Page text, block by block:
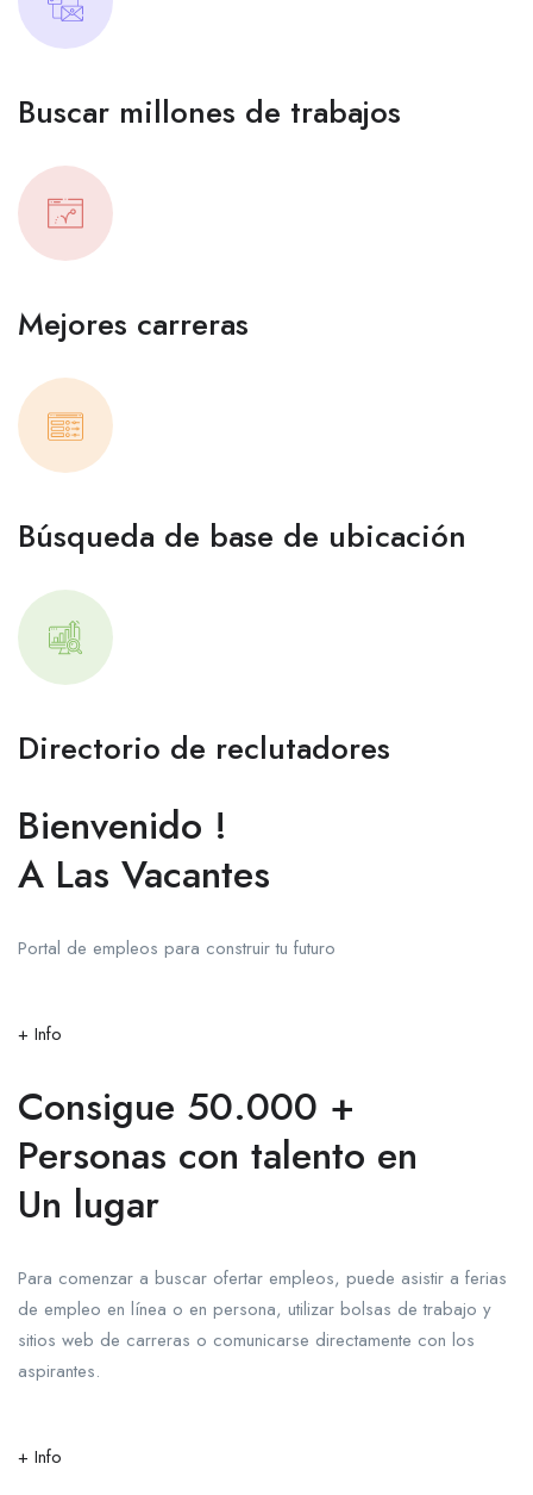
Buscar millones de trabajos
Mejores carreras
Búsqueda de base de ubicación
Directorio de reclutadores
Bienvenido !
A Las Vacantes
Portal de empleos para construir tu futuro
+ Info
Consigue 50.000 +
Personas con talento en
Un lugar
Para comenzar a buscar ofertar empleos, puede asistir a ferias
de empleo en línea o en persona, utilizar bolsas de trabajo y
sitios web de carreras o comunicarse directamente con los
aspirantes.
+ Info